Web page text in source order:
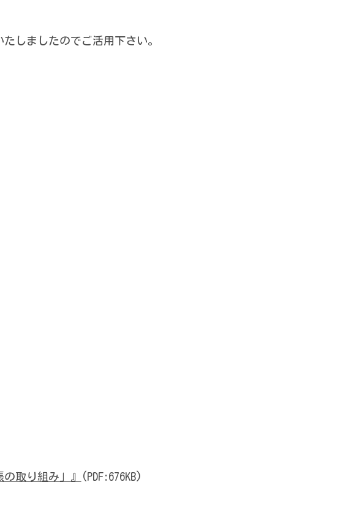
しましたのでご活用下さい。
取り組み」』
(PDF:676KB)